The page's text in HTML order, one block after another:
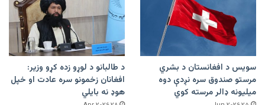
سویس د افغانستان د بشري
مرستو صندوق سره نږدې دوه
میلیونه ډالر مرسته کوي
د طالبانو د لوړو زده کړو وزیر:
افغانان زخمونو سره عادت او خپل
هوډ نه بایلي